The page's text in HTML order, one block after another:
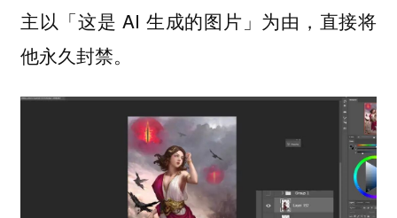
主以「这是 AI 生成的图片」为由，直接将
他永久封禁。